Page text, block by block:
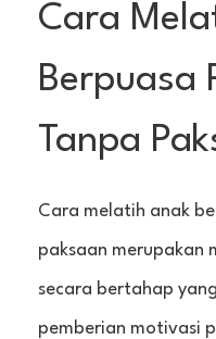
Cara
Berpuasa
Tanpa
Cara melatih anak
paksaan merupakan
secara bertahap
pemberian motivasi